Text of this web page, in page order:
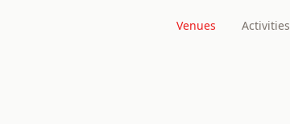
Venues Activities